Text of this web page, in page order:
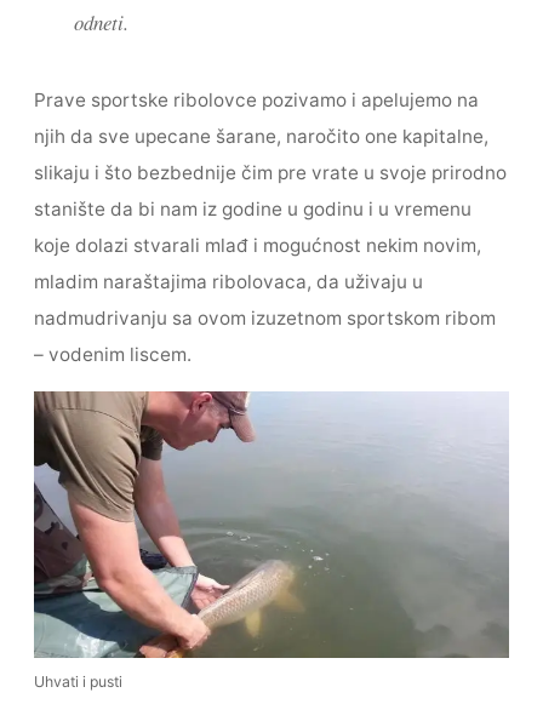
odneti.
Prave sportske ribolovce pozivamo i apelujemo na
njih da sve upecane šarane, naročito one kapitalne,
slikaju i što bezbednije čim pre vrate u svoje prirodno
stanište da bi nam iz godine u godinu i u vremenu
koje dolazi stvarali mlađ i mogućnost nekim novim,
mladim naraštajima ribolovaca, da uživaju u
nadmudrivanju sa ovom izuzetnom sportskom ribom
– vodenim liscem.
Uhvati i pusti